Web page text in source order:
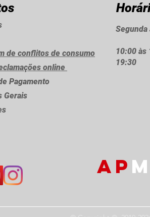
de conflitos de consumo
online
Pagamento
Gerais
Segunda
10:00 às
19:30
AP